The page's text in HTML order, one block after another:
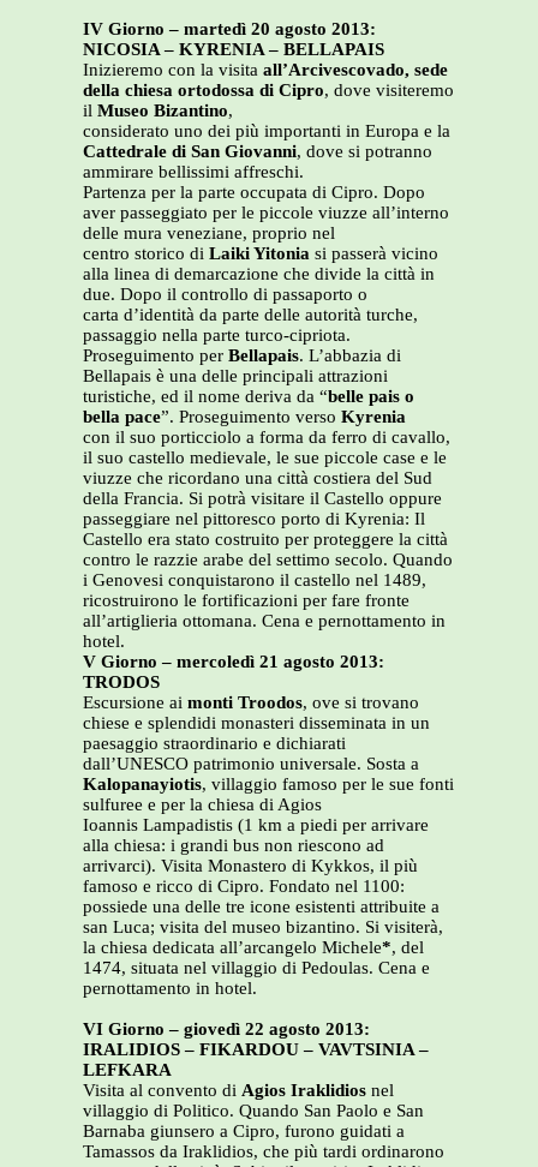
IV Giorno – martedì 20 agosto 2013:
NICOSIA – KYRENIA – BELLAPAIS
Inizieremo con la visita all’Arcivescovado, sede
della chiesa ortodossa di Cipro, dove visiteremo
il Museo Bizantino,
considerato uno dei più importanti in Europa e la
Cattedrale di San Giovanni, dove si potranno
ammirare bellissimi affreschi.
Partenza per la parte occupata di Cipro. Dopo
aver passeggiato per le piccole viuzze all’interno
delle mura veneziane, proprio nel
centro storico di Laiki Yitonia si passerà vicino
alla linea di demarcazione che divide la città in
due. Dopo il controllo di passaporto o
carta d’identità da parte delle autorità turche,
passaggio nella parte turco-cipriota.
Proseguimento per Bellapais. L’abbazia di
Bellapais è una delle principali attrazioni
turistiche, ed il nome deriva da “belle pais o
bella pace”. Proseguimento verso Kyrenia
con il suo porticciolo a forma da ferro di cavallo,
il suo castello medievale, le sue piccole case e le
viuzze che ricordano una città costiera del Sud
della Francia. Si potrà visitare il Castello oppure
passeggiare nel pittoresco porto di Kyrenia: Il
Castello era stato costruito per proteggere la città
contro le razzie arabe del settimo secolo. Quando
i Genovesi conquistarono il castello nel 1489,
ricostruirono le fortificazioni per fare fronte
all’artiglieria ottomana. Cena e pernottamento in
hotel.
V Giorno – mercoledì 21 agosto 2013:
TRODOS
Escursione ai monti Troodos, ove si trovano
chiese e splendidi monasteri disseminata in un
paesaggio straordinario e dichiarati
dall’UNESCO patrimonio universale. Sosta a
Kalopanayiotis, villaggio famoso per le sue fonti
sulfuree e per la chiesa di Agios
Ioannis Lampadistis (1 km a piedi per arrivare
alla chiesa: i grandi bus non riescono ad
arrivarci). Visita Monastero di Kykkos, il più
famoso e ricco di Cipro. Fondato nel 1100:
possiede una delle tre icone esistenti attribuite a
san Luca; visita del museo bizantino. Si visiterà,
la chiesa dedicata all’arcangelo Michele*, del
1474, situata nel villaggio di Pedoulas. Cena e
pernottamento in hotel.
VI Giorno – giovedì 22 agosto 2013:
IRALIDIOS – FIKARDOU – VAVTSINIA –
LEFKARA
Visita al convento di Agios Iraklidios nel
villaggio di Politico. Quando San Paolo e San
Barnaba giunsero a Cipro, furono guidati a
Tamassos da Iraklidios, che più tardi ordinarono